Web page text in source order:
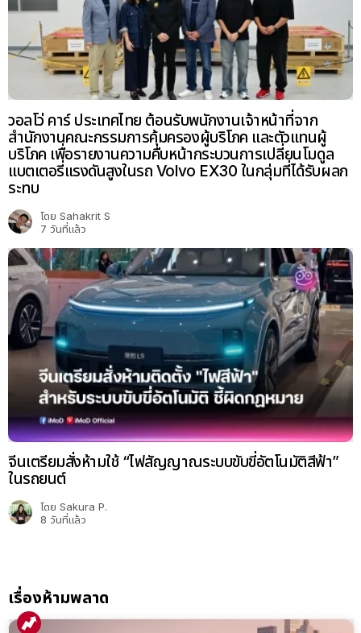
วอลโว่ คาร์ ประเทศไทย ต้อนรับพนักงานเจ้าหน้าที่จาก
สำนักงานคณะกรรมการคุ้มครองผู้บริโภค และตัวแทนผู้
บริโภค เพื่อรายงานความคืบหน้ากระบวนการเปลี่ยนโมดูล
แบตเตอรี่แรงดันสูงในรถ Volvo EX30 ในกลุ่มที่ได้รับผลก
ระทบ
โดย Sahakrit S
7 วันที่แล้ว
จีนเตรียมสั่งห้ามใช้ “ไฟสัญญาณระบบขับขี่อัตโนมัติสีฟ้า”
ในรถยนต์
โดย Sakura P.
8 วันที่แล้ว
เรื่องห้ามพลาด